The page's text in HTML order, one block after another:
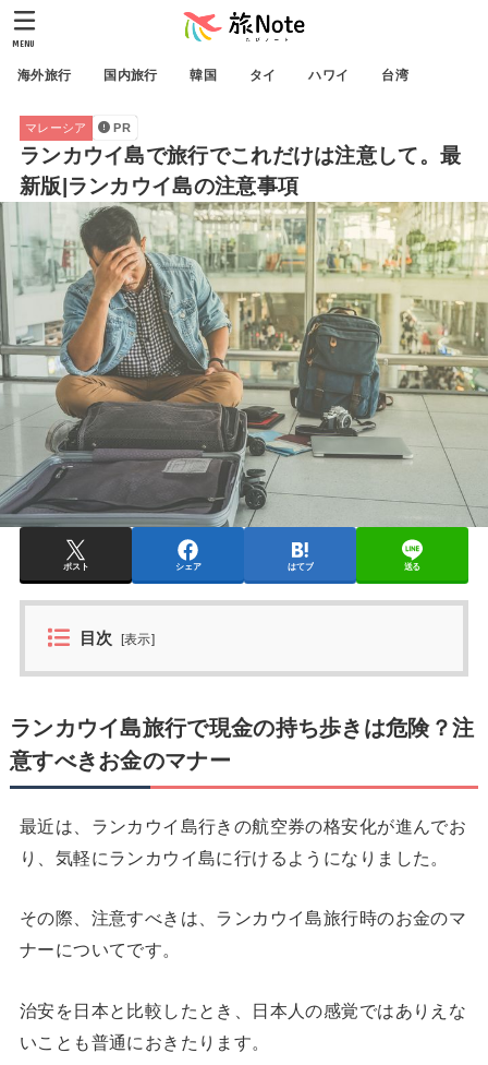
海外旅行 国内旅行 韓国 タイ ハワイ 台湾
MENU
マレーシア PR
ランカウイ島で旅行でこれだけは注意して。最
新版|ランカウイ島の注意事項
ポスト シェア はてブ 送る
目次 [表示]
ランカウイ島旅行で現金の持ち歩きは危険？注
意すべきお金のマナー
最近は、ランカウイ島行きの航空券の格安化が進んでお
り、気軽にランカウイ島に行けるようになりました。
その際、注意すべきは、ランカウイ島旅行時のお金のマ
ナーについてです。
治安を日本と比較したとき、日本人の感覚ではありえな
いことも普通におきたります。